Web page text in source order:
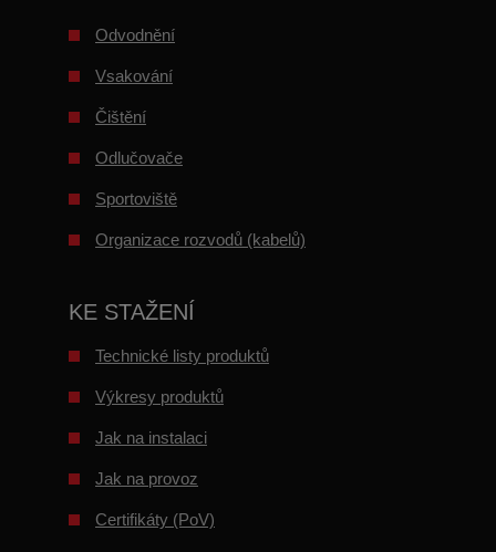
Odvodnění
Vsakování
Čištění
Odlučovače
Sportoviště
Organizace rozvodů (kabelů)
KE STAŽENÍ
Technické listy produktů
Výkresy produktů
Jak na instalaci
Jak na provoz
Certifikáty (PoV)